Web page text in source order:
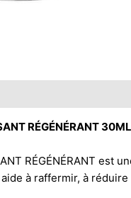
RÉGÉNÉRANT 30ML
RÉGÉNÉRANT
aide à raffermir, à